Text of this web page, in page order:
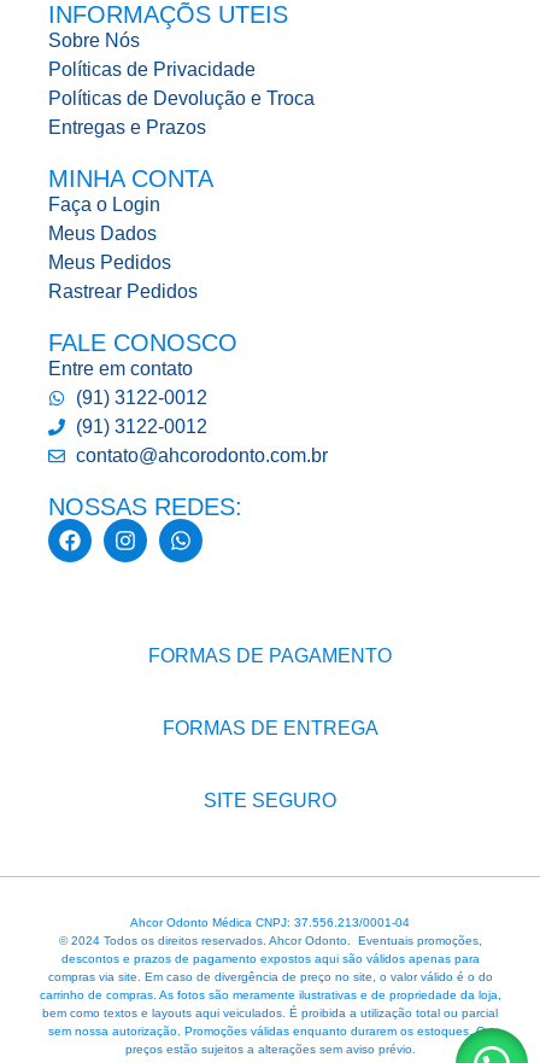
INFORMAÇÕS UTEIS
Sobre Nós
Políticas de Privacidade
Políticas de Devolução e Troca
Entregas e Prazos
MINHA CONTA
Faça o Login
Meus Dados
Meus Pedidos
Rastrear Pedidos
FALE CONOSCO
Entre em contato
(91) 3122-0012
(91) 3122-0012
contato@ahcorodonto.com.br
NOSSAS REDES:
FORMAS DE PAGAMENTO
FORMAS DE ENTREGA
SITE SEGURO
Ahcor Odonto Médica CNPJ: 37.556.213/0001-04
© 2024 Todos os direitos reservados. Ahcor Odonto. Eventuais promoções,
descontos e prazos de pagamento expostos aqui são válidos apenas para
compras via site. Em caso de divergência de preço no site, o valor válido é o do
carrinho de compras. As fotos são meramente ilustrativas e de propriedade da loja,
bem como textos e layouts aqui veiculados. É proibida a utilização total ou parcial
sem nossa autorização. Promoções válidas enquanto durarem os estoques. Os
preços estão sujeitos a alterações sem aviso prévio.